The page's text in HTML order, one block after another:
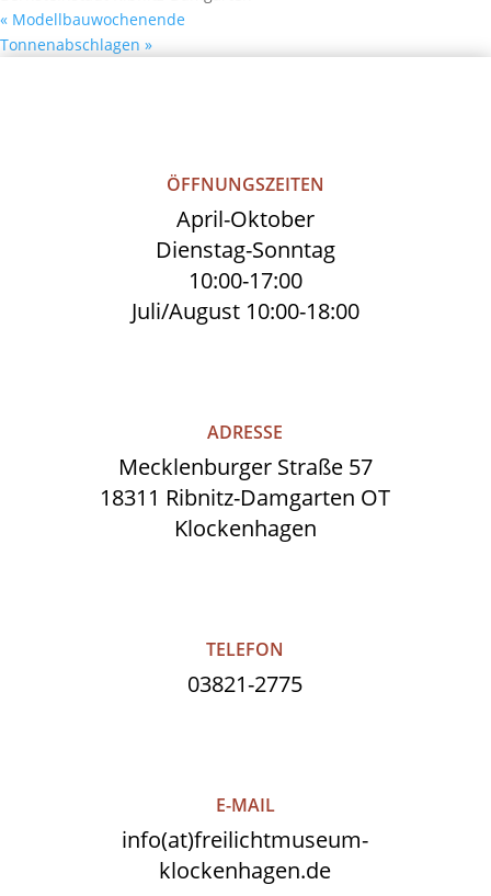
« Modellbauwochenende
Tonnenabschlagen »
ÖFFNUNGSZEITEN
April-Oktober
Dienstag-Sonntag
10:00-17:00
Juli/August 10:00-18:00
ADRESSE
Mecklenburger Straße 57
18311 Ribnitz-Damgarten OT
Klockenhagen
TELEFON
03821-2775
E-MAIL
info(at)freilichtmuseum-
klockenhagen.de